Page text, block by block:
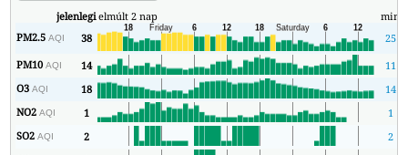
jelenlegielmúlt 2 nap min
PM2.5AQI 38 25
PM10AQI 14 11
O3AQI 18 14
NO2AQI 1
1
SO2AQI 2
2